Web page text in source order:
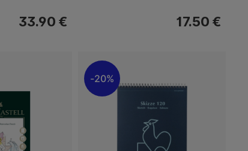
33.90 € 17.50 €
20%